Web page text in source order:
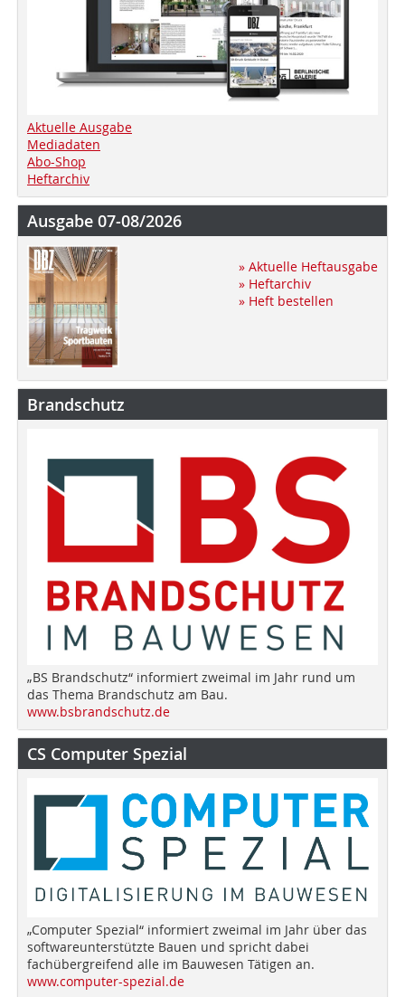
Aktuelle Ausgabe
Mediadaten
Abo-Shop
Heftarchiv
Ausgabe 07-08/2026
» Aktuelle Heftausgabe
» Heftarchiv
» Heft bestellen
Brandschutz
„BS Brandschutz“ informiert zweimal im Jahr rund um
das Thema Brandschutz am Bau.
www.bsbrandschutz.de
CS Computer Spezial
„Computer Spezial“ informiert zweimal im Jahr über das
softwareunterstützte Bauen und spricht dabei
fachübergreifend alle im Bauwesen Tätigen an.
www.computer-spezial.de